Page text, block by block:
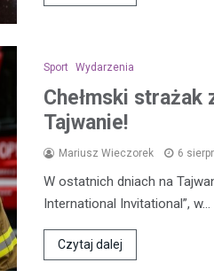
Sport Wydarzenia
Chełmski strażak
Tajwanie!
Mariusz Wieczorek 6
W ostatnich dniach na
International Invitational”, w…
Czytaj dalej